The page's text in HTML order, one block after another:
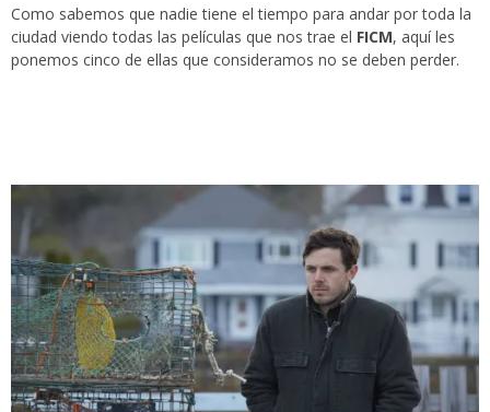
Como sabemos que nadie tiene el tiempo para andar por toda la
ciudad viendo todas las películas que nos trae el FICM, aquí les
ponemos cinco de ellas que consideramos no se deben perder.